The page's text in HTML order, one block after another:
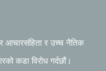
आचारसंहिता र उच्च नैतिक
कडा विरोध गर्दछौं।